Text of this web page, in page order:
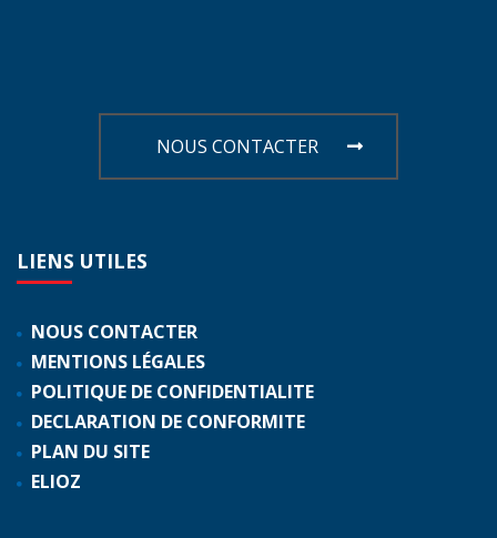
NOUS CONTACTER
LIENS UTILES
NOUS CONTACTER
MENTIONS LÉGALES
POLITIQUE DE CONFIDENTIALITE
DECLARATION DE CONFORMITE
PLAN DU SITE
ELIOZ